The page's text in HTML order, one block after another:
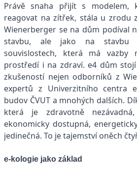
Právě snaha přijít s modelem,
reagovat na zítřek, stála u zrodu
Wienerberger se na dům podíval
stavbu, ale jako na stavbu
souvislostech, která má
prostředí i na zdraví. e4 dům
zkušeností nejen odborníků z
expertů z Univerzitního centra
budov ČVUT a mnohých dalších.
která je zdravotně
ekonomicky dostupná,
jedinečná. To je tajemství oněch čtyř
e-kologie jako základ